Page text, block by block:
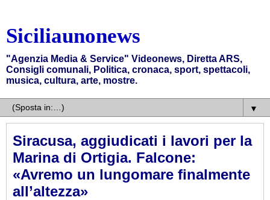
Siciliaunonews
"Agenzia Media & Service" Videonews, Diretta ARS,
Consigli comunali, Politica, cronaca, sport, spettacoli,
musica, cultura, arte, mostre.
▼
Siracusa, aggiudicati i lavori per la
Marina di Ortigia. Falcone:
«Avremo un lungomare finalmente
all’altezza»